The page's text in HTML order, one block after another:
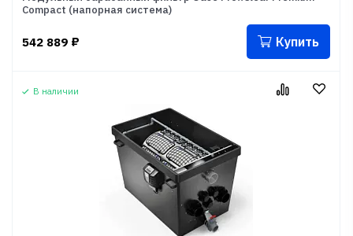
Compact (напорная система)
542 889 ₽ Купить
В наличии